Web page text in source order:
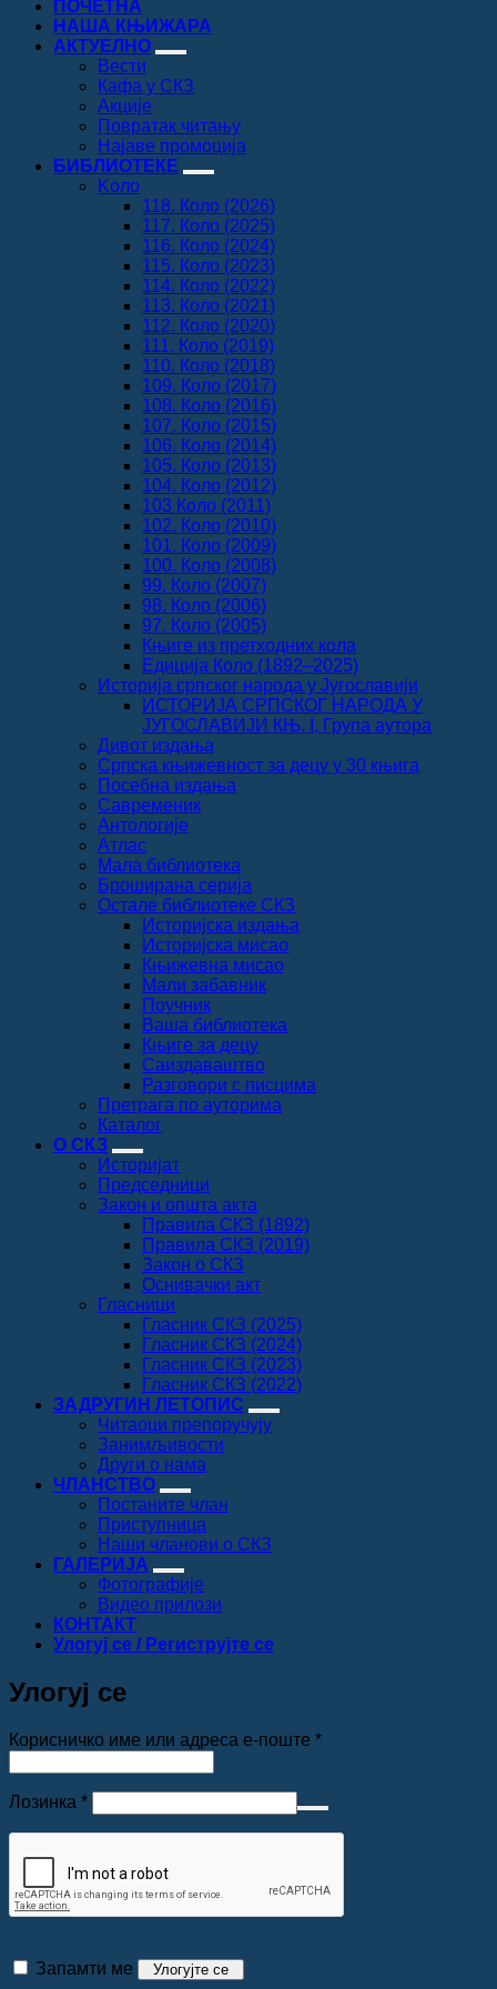
ПОЧЕТНА
НАША КЊИЖАРА
АКТУЕЛНО
Вести
Кафа у СКЗ
Акције
Повратак читању
Најаве промоција
БИБЛИОТЕКЕ
Koло
118. Коло (2026)
117. Коло (2025)
116. Коло (2024)
115. Коло (2023)
114. Коло (2022)
113. Коло (2021)
112. Коло (2020)
111. Коло (2019)
110. Коло (2018)
109. Коло (2017)
108. Коло (2016)
107. Коло (2015)
106. Коло (2014)
105. Коло (2013)
104. Коло (2012)
103 Коло (2011)
102. Коло (2010)
101. Коло (2009)
100. Коло (2008)
99. Коло (2007)
98. Коло (2006)
97. Коло (2005)
Књиге из претходних кола
Едиција Коло (1892‒2025)
Историја српског народа у Југославији
ИСТОРИЈА СРПСКОГ НАРОДА У
ЈУГОСЛАВИЈИ КЊ. I, Група аутора
Дивот издања
Српска књижевност за децу у 30 књига
Посебна издања
Савременик
Антологије
Атлас
Мала библиотека
Броширана серија
Остале библиотеке СКЗ
Историјска издања
Историјска мисао
Књижевна мисао
Мали забавник
Поучник
Ваша библиотека
Књиге за децу
Саиздаваштво
Разговори с писцима
Претрага по ауторима
Каталог
О СКЗ
Историјат
Председници
Закон и општа акта
Правила СКЗ (1892)
Правила СКЗ (2019)
Закон о СКЗ
Оснивачки акт
Гласници
Гласник СКЗ (2025)
Гласник СКЗ (2024)
Гласник СКЗ (2023)
Гласник СКЗ (2022)
ЗАДРУГИН ЛЕТОПИС
Читаоци препоручују
Занимљивости
Други о нама
ЧЛАНСТВО
Постаните члан
Приступница
Наши чланови о СКЗ
ГАЛЕРИЈА
Фотографије
Видео прилози
КОНТАКТ
Улогуј се / Региструјте се
Улогуј се
Корисничко име или адреса е-поште *Обавезно
Лозинка *Обавезно
Запамти ме Улогујте се